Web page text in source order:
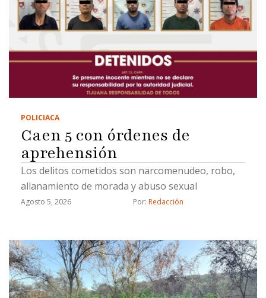
POLICIACA
Caen 5 con órdenes de
aprehensión
Los delitos cometidos son narcomenudeo, robo,
allanamiento de morada y abuso sexual
Agosto 5, 2026 Por: Redacción